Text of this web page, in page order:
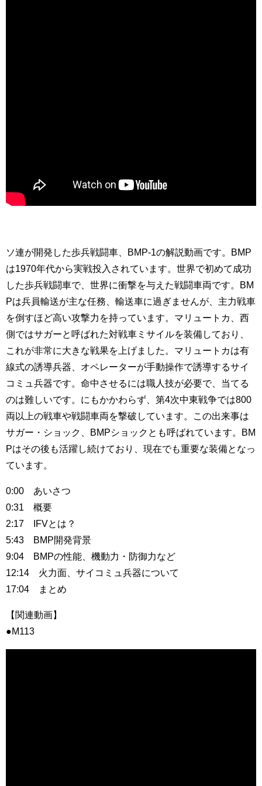
ソ連が開発した歩兵戦闘車、BMP-1の解説動画です。BMP
は1970年代から実戦投入されています。世界で初めて成功
した歩兵戦闘車で、世界に衝撃を与えた戦闘車両です。BM
Pは兵員輸送が主な任務、輸送車に過ぎませんが、主力戦車
を倒すほど高い攻撃力を持っています。マリュートカ、西
側ではサガーと呼ばれた対戦車ミサイルを装備しており、
これが非常に大きな戦果を上げました。マリュートカは有
線式の誘導兵器、オペレーターが手動操作で誘導するサイ
コミュ兵器です。命中させるには職人技が必要で、当てる
のは難しいです。にもかかわらず、第4次中東戦争では800
両以上の戦車や戦闘車両を撃破しています。この出来事は
サガー・ショック、BMPショックとも呼ばれています。BM
Pはその後も活躍し続けており、現在でも重要な装備となっ
ています。
0:00 あいさつ
0:31 概要
2:17 IFVとは？
5:43 BMP開発背景
9:04 BMPの性能、機動力・防御力など
12:14 火力面、サイコミュ兵器について
17:04 まとめ
【関連動画】
●M113